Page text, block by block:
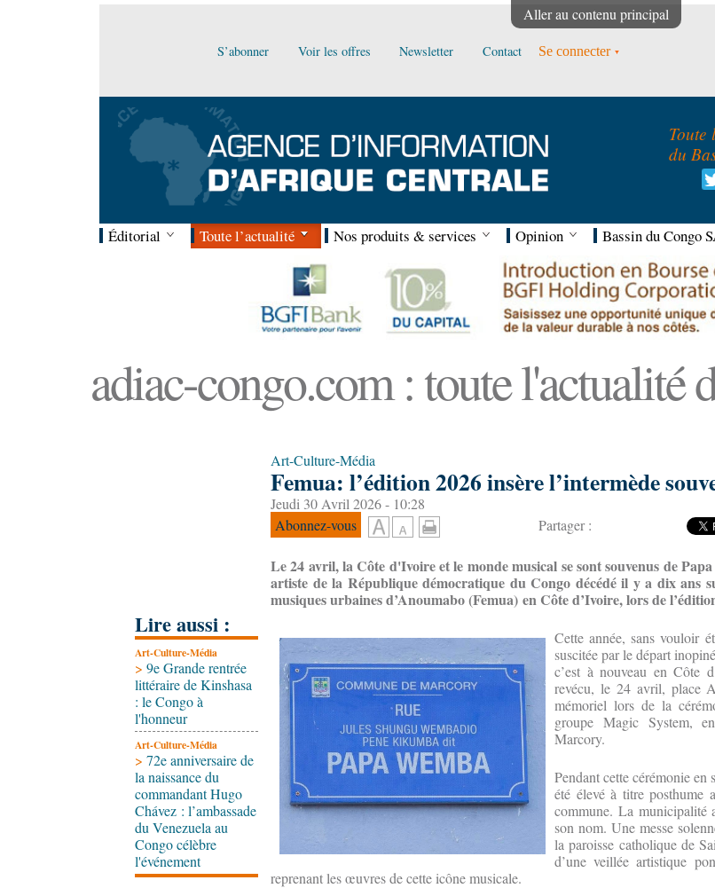
Aller au contenu principal
S’abonner Voir les offres Newsletter Contact Se connecter
Toute
du
Éditorial Toute l’actualité Nos produits & services Opinion Bassin du Congo
adiac-congo.com : toute l'actualité
Lire aussi :
Art-Culture-Média
> 9e Grande rentrée
littéraire de Kinshasa
: le Congo à
l'honneur
Art-Culture-Média
> 72e anniversaire de
la naissance du
commandant Hugo
Chávez : l’ambassade
du Venezuela au
Congo célèbre
l'événement
Art-Culture-Média
Femua: l’édition 2026 insère l’intermède
Jeudi 30 Avril 2026 - 10:28
Abonnez-vous
Partager :
Le 24 avril, la Côte d'Ivoire et le monde musical se sont souvenus de
artiste de la République démocratique du Congo décédé il y a dix ans
musiques urbaines d’Anoumabo (Femua) en Côte d’Ivoire, lors de
Cette année, sans vouloir
suscitée par le départ
c’est à nouveau en Côte
revécu, le 24 avril, place
mémoriel lors de la
groupe Magic System,
Marcory.
Pendant cette cérémonie en
été élevé à titre posthume
commune. La municipalité
son nom. Une messe
la paroisse catholique de
d’une veillée artistique
reprenant les œuvres de cette icône musicale.